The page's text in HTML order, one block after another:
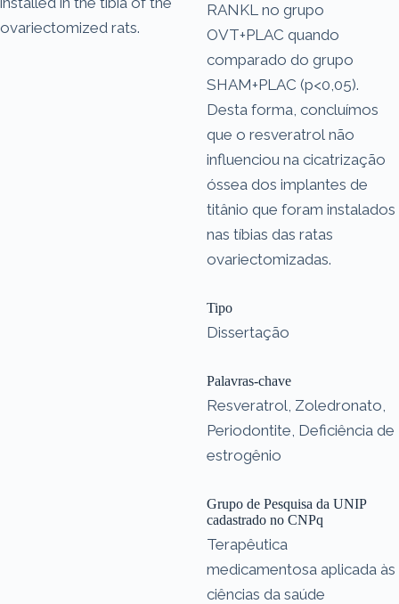
ovariectomized rats.
RANKL no grupo
OVT+PLAC quando
comparado do grupo
SHAM+PLAC (p<0,05).
Desta forma, concluímos
que o resveratrol não
influenciou na cicatrização
óssea dos implantes de
titânio que foram instalados
nas tíbias das ratas
ovariectomizadas.
Tipo
Dissertação
Palavras-chave
Resveratrol, Zoledronato,
Periodontite, Deficiência de
estrogênio
Grupo de Pesquisa da UNIP
cadastrado no CNPq
Terapêutica
medicamentosa aplicada às
ciências da saúde